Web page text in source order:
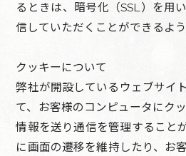
るときは、暗号化（SSL）を用
信していただくことができるよう
クッキーについて
弊社が開設しているウェブサイ
て、お客様のコンピュータにク
情報を送り通信を管理すること
に画面の遷移を維持したり、お